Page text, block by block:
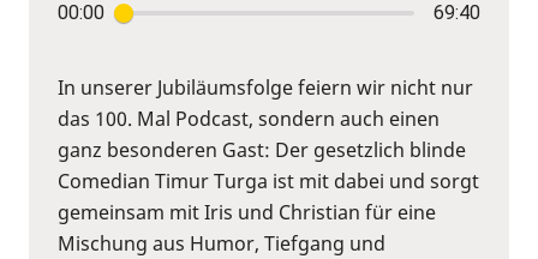
00:00 69:40
In unserer Jubiläumsfolge feiern wir nicht nur
das 100. Mal Podcast, sondern auch einen
ganz besonderen Gast: Der gesetzlich blinde
Comedian Timur Turga ist mit dabei und sorgt
gemeinsam mit Iris und Christian für eine
Mischung aus Humor, Tiefgang und